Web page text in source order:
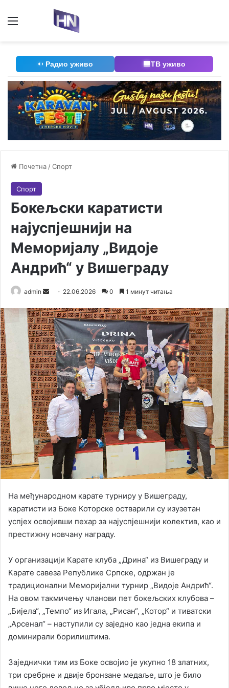
Радио уживо ТВ уживо
Почетна /Спорт
Спорт
Бокељски каратисти
најуспјешнији на
Меморијалу „Видоје
Андрић“ у Вишеграду
admin
n
d
a
n
e
m
a
i
l
22.06.2026 0 1 минут читања
На међународном карате турниру у Вишеграду,
каратисти из Боке Которске остварили су изузетан
успјех освојивши пехар за најуспјешнији колектив, као и
престижну новчану награду.
У организацији Карате клуба „Дрина“ из Вишеграду и
Карате савеза Републике Српске, одржан је
традиционални Меморијални турнир „Видоје Андрић“.
На овом такмичењу чланови пет бокељских клубова –
„Бијела“, „Темпо“ из Игала, „Рисан“, „Котор“ и тиватски
„Арсенал“ – наступили су заједно као једна екипа и
доминирали борилиштима.
Заједнички тим из Боке освојио је укупно 18 златних,
три сребрне и двије бронзане медаље, што је било